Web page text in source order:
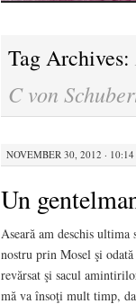
Tag Archives:
C von
NOVEMBER 30, 2012 ·
Un
Aseară am deschis
nostru prin Mosel şi
revărsat şi sacul
mă va însoţi mult timp,